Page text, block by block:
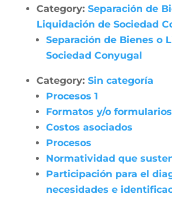
Category: Separación de
Liquidación de Sociedad
Separación de Bienes o
Sociedad Conyugal
Category: Sin categoría
Procesos 1
Formatos y/o
Costos asociados
Procesos
Normatividad que
Participación para el
necesidades e